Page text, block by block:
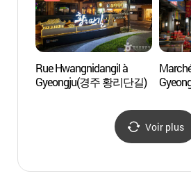
Rue Hwangnidangil à
Gyeongju(경주 황리단길)
Voir plus